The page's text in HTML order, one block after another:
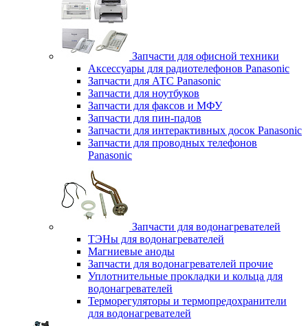
Запчасти для офисной техники
Аксессуары для радиотелефонов Panasonic
Запчасти для АТС Panasonic
Запчасти для ноутбуков
Запчасти для факсов и МФУ
Запчасти для пин-падов
Запчасти для интерактивных досок Panasonic
Запчасти для проводных телефонов
Panasonic
Запчасти для водонагревателей
ТЭНы для водонагревателей
Магниевые аноды
Запчасти для водонагревателей прочие
Уплотнительные прокладки и кольца для
водонагревателей
Терморегуляторы и термопредохранители
для водонагревателей